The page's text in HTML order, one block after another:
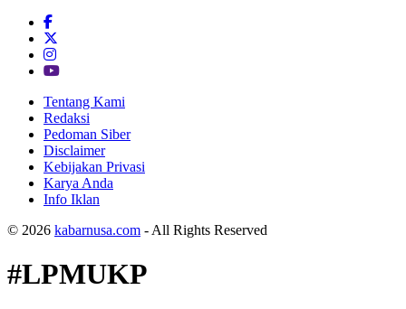
Tentang Kami
Redaksi
Pedoman Siber
Disclaimer
Kebijakan Privasi
Karya Anda
Info Iklan
© 2026 kabarnusa.com - All Rights Reserved
#LPMUKP